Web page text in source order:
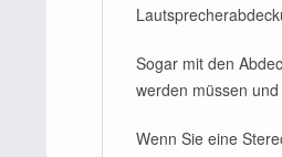
Sogar mit den
werden müssen
Wenn Sie eine